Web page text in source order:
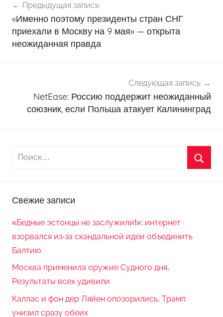
о
в
о
с
по
записям
Предыдущая запись
«Именно поэтому президенты стран СНГ
приехали в Москву на 9 мая» — открыта
неожиданная правда
Следующая запись
NetEase: Россию поддержит неожиданный
союзник, если Польша атакует Калининград
Свежие записи
«Бедные эстонцы не заслужили!»: интернет
взорвался из-за скандальной идеи объединить
Балтию
Москва применила оружие Судного дня.
Результаты всех удивили
Каллас и фон дер Ляйен опозорились. Трамп
унизил сразу обеих